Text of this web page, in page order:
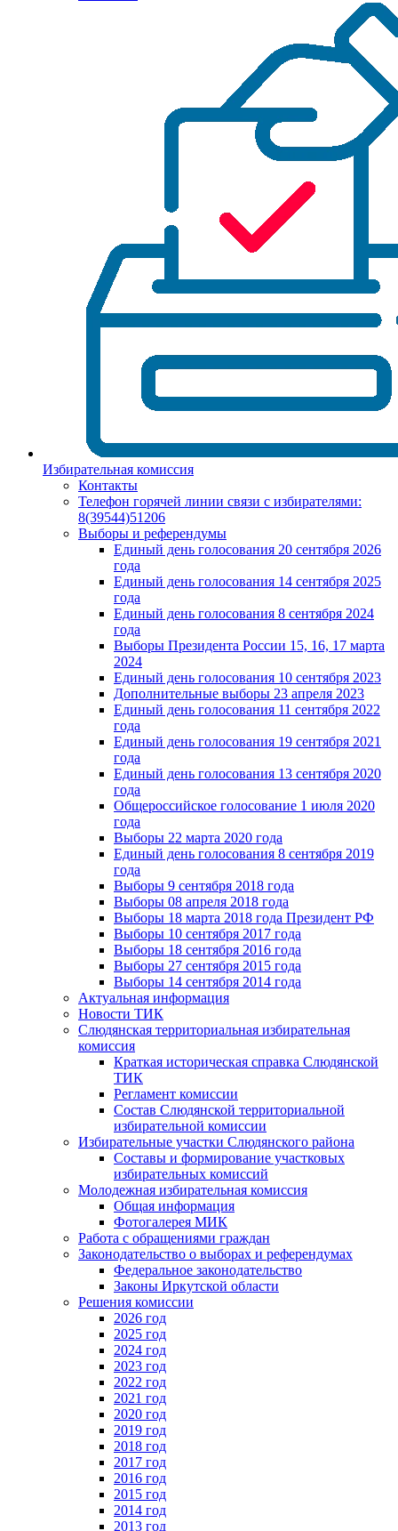
Избирательная комиссия
Контакты
Телефон горячей линии связи с избирателями:
8(39544)51206
Выборы и референдумы
Единый день голосования 20 сентября 2026
года
Единый день голосования 14 сентября 2025
года
Единый день голосования 8 сентября 2024
года
Выборы Президента России 15, 16, 17 марта
2024
Единый день голосования 10 сентября 2023
Дополнительные выборы 23 апреля 2023
Единый день голосования 11 сентября 2022
года
Единый день голосования 19 сентября 2021
года
Единый день голосования 13 сентября 2020
года
Общероссийское голосование 1 июля 2020
года
Выборы 22 марта 2020 года
Единый день голосования 8 сентября 2019
года
Выборы 9 сентября 2018 года
Выборы 08 апреля 2018 года
Выборы 18 марта 2018 года Президент РФ
Выборы 10 сентября 2017 года
Выборы 18 сентября 2016 года
Выборы 27 сентября 2015 года
Выборы 14 сентября 2014 года
Актуальная информация
Новости ТИК
Слюдянская территориальная избирательная
комиссия
Краткая историческая справка Слюдянской
ТИК
Регламент комиссии
Состав Слюдянской территориальной
избирательной комиссии
Избирательные участки Слюдянского района
Составы и формирование участковых
избирательных комиссий
Молодежная избирательная комиссия
Общая информация
Фотогалерея МИК
Работа с обращениями граждан
Законодательство о выборах и референдумах
Федеральное законодательство
Законы Иркутской области
Решения комиссии
2026 год
2025 год
2024 год
2023 год
2022 год
2021 год
2020 год
2019 год
2018 год
2017 год
2016 год
2015 год
2014 год
2013 год